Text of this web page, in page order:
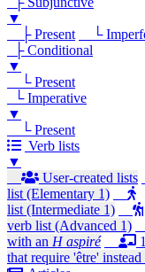
▼
├ Present
└
├ Conditional
▼
└ Present
└ Imperative
▼
└ Present
Verb lists
▼
User-created lists
list (Elementary 1)
list (Intermediate 1)
verb list (Advanced 1)
with an H aspiré
that require 'être'